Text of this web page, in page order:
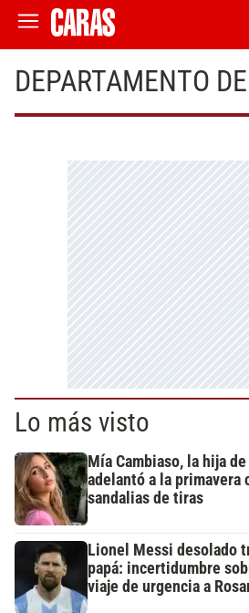
DEPARTAMENTO
Lo más visto
Mía Cambiaso, la hija
adelantó a la primavera
sandalias de tiras
Lionel Messi desolado
papá: incertidumbre
viaje de urgencia a